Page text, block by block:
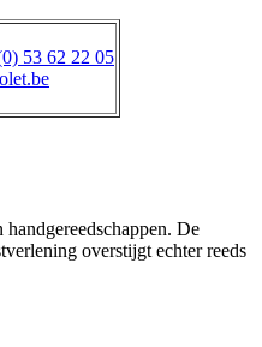
53 62 22 05
De
overstijgt echter reeds